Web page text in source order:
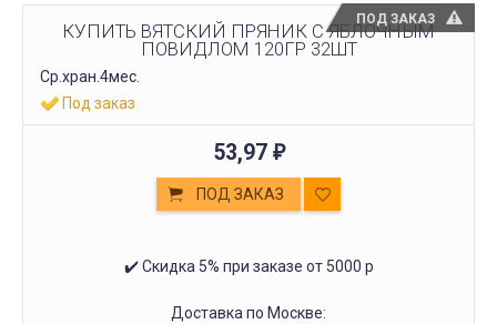
ПОД ЗАКАЗ
КУПИТЬ ВЯТСКИЙ ПРЯНИК С ЯБЛОЧНЫМ
ПОВИДЛОМ 120ГР 32ШТ
Ср.хран.4мес.
Под заказ
53,97 ₽
ПОД ЗАКАЗ
✔️ Скидка 5% при заказе от 5000 р
Доставка по Москве: